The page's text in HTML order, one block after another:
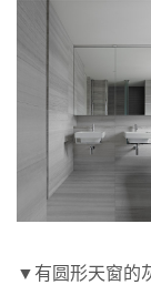
▼有圆形天窗的